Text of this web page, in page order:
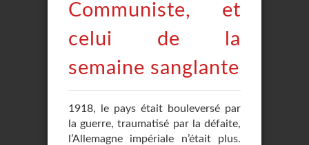
Communiste, et
celui de la
semaine sanglante
1918, le pays était bouleversé par
la guerre, traumatisé par la défaite,
l’Allemagne impériale n’était plus.